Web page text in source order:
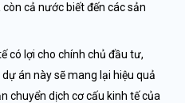
cả nước biết đến các sản
có lợi cho chính chủ đầu tư,
án này sẽ mang lại hiệu quả
chuyển dịch cơ cấu kinh tế của